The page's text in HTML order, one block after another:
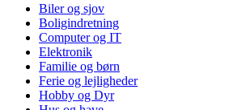
Biler og sjov
Boligindretning
Computer og IT
Elektronik
Familie og børn
Ferie og lejligheder
Hobby og Dyr